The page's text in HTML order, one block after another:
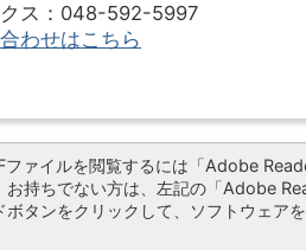
ス：048-592-5997
わせはこちら
ファイルを閲覧するには「Adobe
お持ちでない方は、左記の「Adobe
ボタンをクリックして、ソフトウェア